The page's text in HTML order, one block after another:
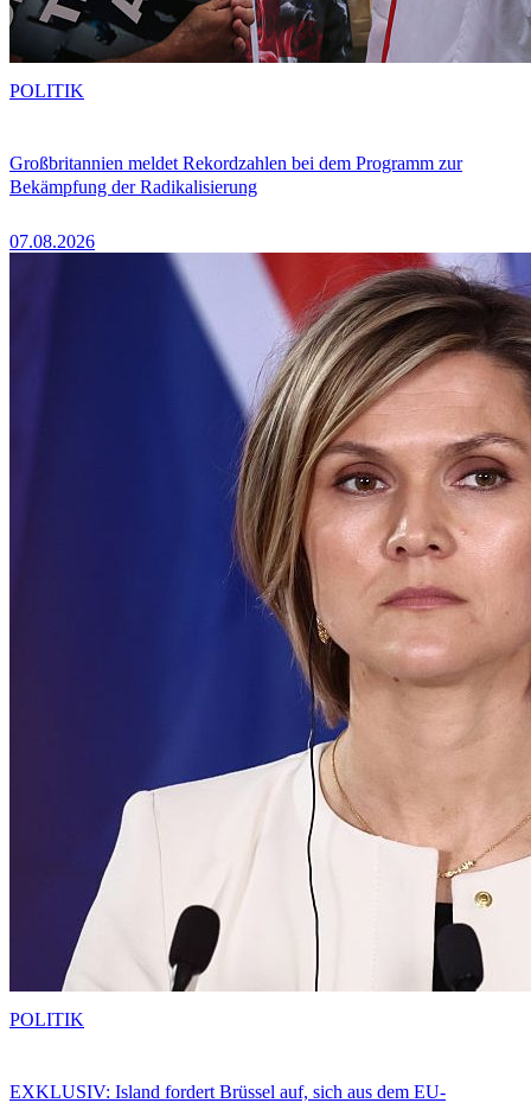
Großbritannien meldet Rekordzahlen bei dem Programm zur
Bekämpfung der Radikalisierung
07.08.2026
POLITIK
EXKLUSIV: Island fordert Brüssel auf, sich aus dem EU-
POLITIK